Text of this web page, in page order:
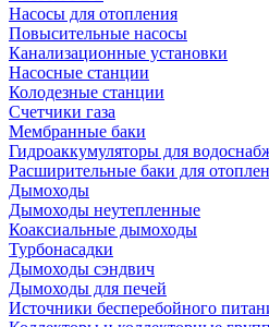
Насосы для отопления
Повысительные насосы
Канализационные установки
Насосные станции
Колодезные станции
Счетчики газа
Мембранные баки
Гидроаккумуляторы для
Расширительные баки для
Дымоходы
Дымоходы неутепленные
Коаксиальные дымоходы
Турбонасадки
Дымоходы сэндвич
Дымоходы для печей
Источники бесперебойного